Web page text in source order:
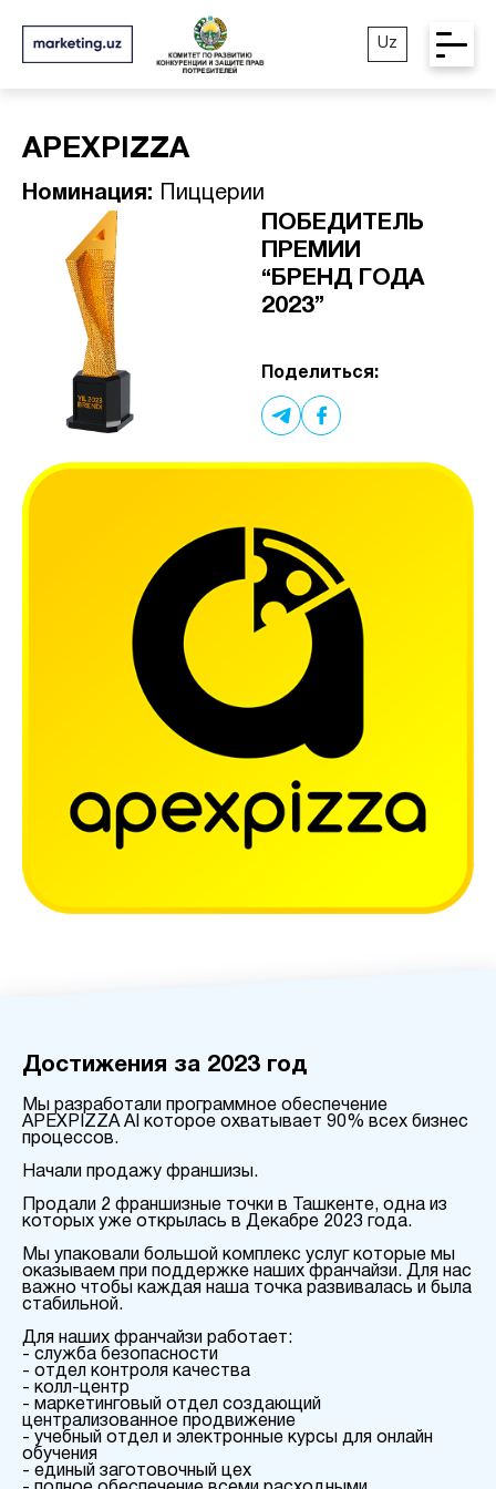
Uz
APEXPIZZA
Номинация: Пиццерии
ПОБЕДИТЕЛЬ
ПРЕМИИ
“БРЕНД ГОДА
2023”
Поделиться:
Достижения за 2023 год
Мы разработали программное обеспечение
APEXPIZZA AI которое охватывает 90% всех бизнес
процессов.
Начали продажу франшизы.
Продали 2 франшизные точки в Ташкенте, одна из
которых уже открылась в Декабре 2023 года.
Мы упаковали большой комплекс услуг которые мы
оказываем при поддержке наших франчайзи. Для нас
важно чтобы каждая наша точка развивалась и была
стабильной.
Для наших франчайзи работает:
- служба безопасности
- отдел контроля качества
- колл-центр
- маркетинговый отдел создающий
централизованное продвижение
- учебный отдел и электронные курсы для онлайн
обучения
- единый заготовочный цех